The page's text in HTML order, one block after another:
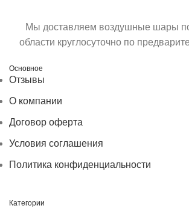
Мы доставляем воздушные шары
области круглосуточно по
Основное
Отзывы
О компании
Договор оферта
Условия соглашения
Политика конфиденциальности
Категории